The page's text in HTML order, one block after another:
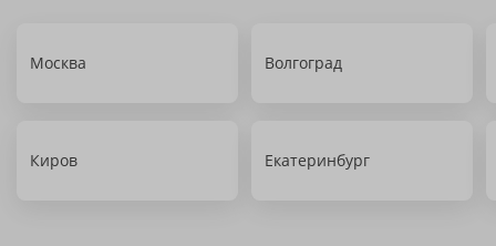
Москва Волгоград
Киров Екатеринбург